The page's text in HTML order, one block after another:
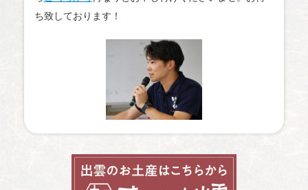
ち致しております！